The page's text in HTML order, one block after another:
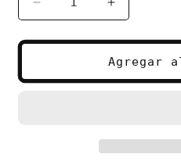
Reducir
cantidad
para
Aumentar
cantidad
para
Cristales
Reiki
Curativa
Agregar